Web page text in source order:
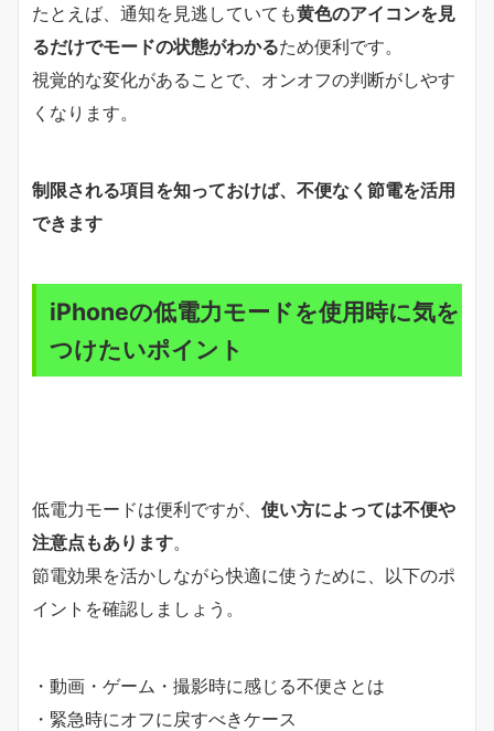
たとえば、通知を見逃していても黄色のアイコンを見
るだけでモードの状態がわかるため便利です。
視覚的な変化があることで、オンオフの判断がしやす
くなります。
制限される項目を知っておけば、不便なく節電を活用
できます
iPhoneの低電力モードを使用時に気を
つけたいポイント
低電力モードは便利ですが、 使い方によっては不便や
注意点もあります。
節電効果を活かしながら快適に使うために、以下のポ
イントを確認しましょう。
・動画・ゲーム・撮影時に感じる不便さとは
・緊急時にオフに戻すべきケース